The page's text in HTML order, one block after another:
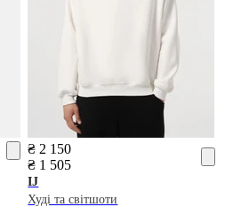
₴ 2 150
₴ 1 505
IJ
Худі та світшоти